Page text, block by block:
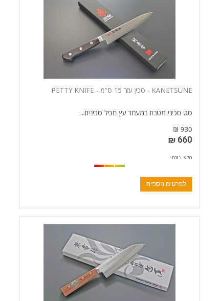
KANETSUNE - סכין עזר 15 ס"מ - PETTY KNIFE
סט סכיני מטבח במעמד עץ מכיל סכינים...
930 ₪
660 ₪
מלאי נוכחי
לפרטים נוספים